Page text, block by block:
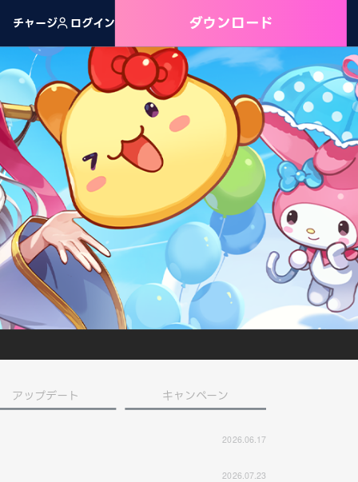
チャージ ログイン ダウンロード
アップデート キャンペーン
2026.06.17
2026.07.23